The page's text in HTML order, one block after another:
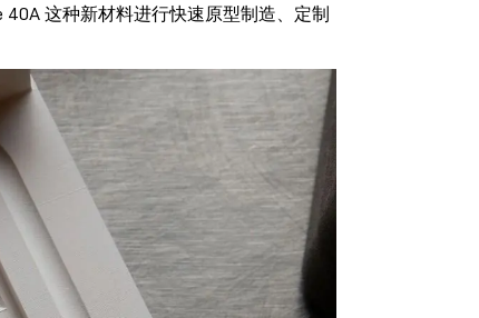
这种新材料进行快速原型制造、定制